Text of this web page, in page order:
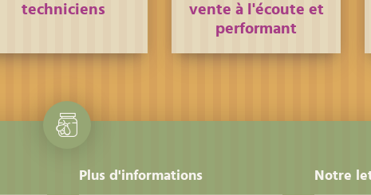
techniciens
vente à l'écoute et
performant
Plus d'informations Notre